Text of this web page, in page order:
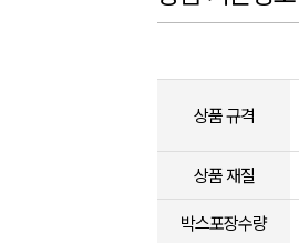
상품 규격
상품 재질
박스포장수량